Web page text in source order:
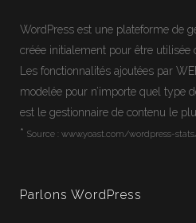
WordPress est une plateforme de
créée initialement pour être utilisée
Les fonctionnalités ajoutées par
modelée pour n’importe quel type
est le gestionnaire de contenu le
* Source : www.yoast.com/wordpress-
Parlons WordPress